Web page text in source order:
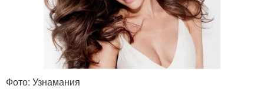
Фото: Узнамания